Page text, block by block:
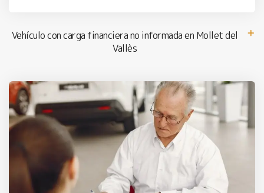
Vehículo con carga financiera no informada en Mollet del
Vallès